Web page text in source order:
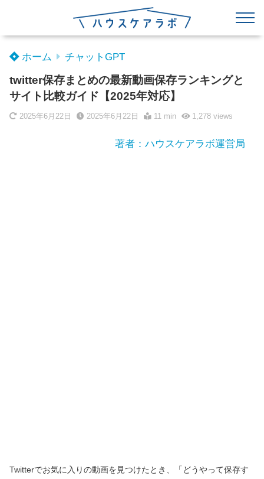
ホーム チャットGPT
twitter保存まとめの最新動画保存ランキングと
サイト比較ガイド【2025年対応】
2025年6月22日 2025年6月22日 11 min 1,278views
著者：ハウスケアラボ運営局
Twitterでお気に入りの動画を見つけたとき、「どうやって保存す